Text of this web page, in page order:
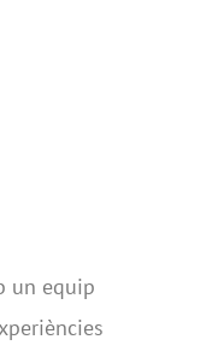
un equip